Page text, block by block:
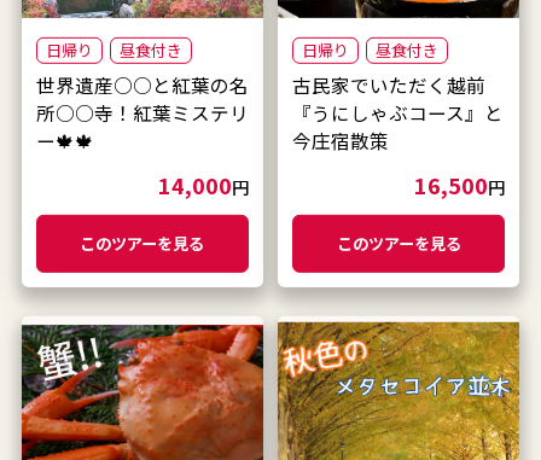
日帰り 昼食付き
世界遺産○○と紅葉の名
所○○寺！紅葉ミステリ
ー🍁🍁
14,000円
このツアーを見る
日帰り 昼食付き
古民家でいただく越前
『うにしゃぶコース』と
今庄宿散策
16,500円
このツアーを見る